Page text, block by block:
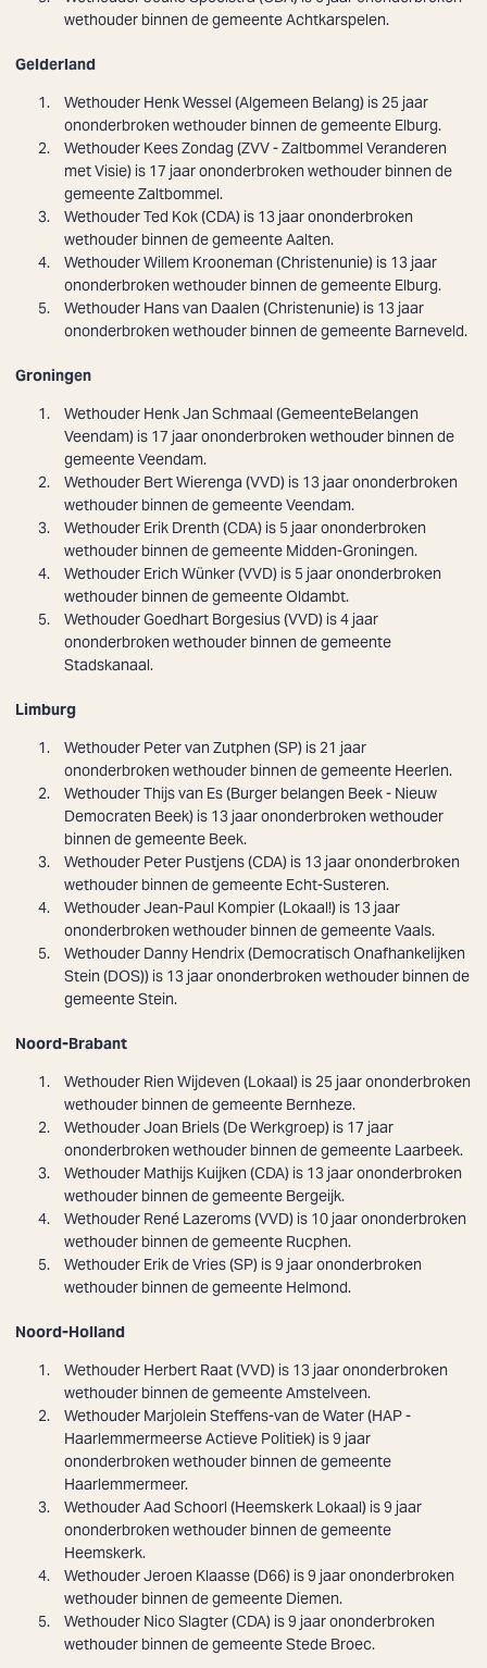
wethouder binnen de gemeente Achtkarspelen.
Gelderland
Wethouder Henk Wessel (Algemeen Belang) is 25 jaar
ononderbroken wethouder binnen de gemeente Elburg.
Wethouder Kees Zondag (ZVV - Zaltbommel Veranderen
met Visie) is 17 jaar ononderbroken wethouder binnen de
gemeente Zaltbommel.
Wethouder Ted Kok (CDA) is 13 jaar ononderbroken
wethouder binnen de gemeente Aalten.
Wethouder Willem Krooneman (Christenunie) is 13 jaar
ononderbroken wethouder binnen de gemeente Elburg.
Wethouder Hans van Daalen (Christenunie) is 13 jaar
ononderbroken wethouder binnen de gemeente Barneveld.
Groningen
Wethouder Henk Jan Schmaal (GemeenteBelangen
Veendam) is 17 jaar ononderbroken wethouder binnen de
gemeente Veendam.
Wethouder Bert Wierenga (VVD) is 13 jaar ononderbroken
wethouder binnen de gemeente Veendam.
Wethouder Erik Drenth (CDA) is 5 jaar ononderbroken
wethouder binnen de gemeente Midden-Groningen.
Wethouder Erich Wünker(VVD) is 5 jaar ononderbroken
wethouder binnen de gemeente Oldambt.
WethouderGoedhart Borgesius(VVD) is 4 jaar
ononderbroken wethouder binnen de gemeente
Stadskanaal.
Limburg
Wethouder Peter van Zutphen (SP) is 21 jaar
ononderbroken wethouder binnen de gemeente Heerlen.
Wethouder Thijs van Es (Burger belangen Beek - Nieuw
Democraten Beek) is 13 jaar ononderbroken wethouder
binnen de gemeente Beek.
Wethouder Peter Pustjens (CDA) is 13 jaar ononderbroken
wethouder binnen de gemeente Echt-Susteren.
WethouderJean-Paul Kompier(Lokaal!) is 13 jaar
ononderbroken wethouder binnen de gemeente Vaals.
Wethouder Danny Hendrix(Democratisch Onafhankelijken
Stein (DOS)) is 13 jaar ononderbroken wethouder binnen de
gemeente Stein.
Noord-Brabant
Wethouder Rien Wijdeven (Lokaal) is 25 jaar ononderbroken
wethouder binnen de gemeente Bernheze.
Wethouder Joan Briels (De Werkgroep) is 17 jaar
ononderbroken wethouder binnen de gemeente Laarbeek.
Wethouder Mathijs Kuijken (CDA) is 13 jaar ononderbroken
wethouder binnen de gemeente Bergeijk.
Wethouder René Lazeroms(VVD) is 10 jaar ononderbroken
wethouder binnen de gemeente Rucphen.
Wethouder Erik de Vries(SP) is 9 jaar ononderbroken
wethouder binnen de gemeente Helmond.
Noord-Holland
Wethouder Herbert Raat (VVD) is 13 jaar ononderbroken
wethouder binnen de gemeente Amstelveen.
Wethouder Marjolein Steffens-van de Water(HAP -
Haarlemmermeerse Actieve Politiek) is 9 jaar
ononderbroken wethouder binnen de gemeente
Haarlemmermeer.
WethouderAad Schoorl (Heemskerk Lokaal) is 9 jaar
ononderbroken wethouder binnen de gemeente
Heemskerk.
WethouderJeroen Klaasse(D66) is 9 jaar ononderbroken
wethouder binnen de gemeente Diemen.
Wethouder Nico Slagter(CDA) is 9 jaar ononderbroken
wethouder binnen de gemeente Stede Broec.
Zoeken